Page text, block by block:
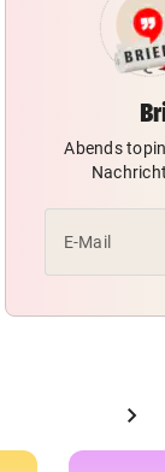
Abends
E-Mail
chevron_right